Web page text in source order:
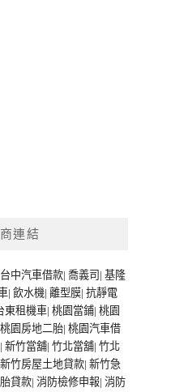
連結
台中汽車借款| 喬義司 | 基隆
| 飲水機| 離型膜| 抗靜電
東租機車| 桃園當鋪| 桃園
桃園房地二胎| 桃園汽車借
| 新竹當舖| 竹北當舖| 竹北
新竹房屋土地貸款| 新竹急
貸款| 消防檢修申報| 消防